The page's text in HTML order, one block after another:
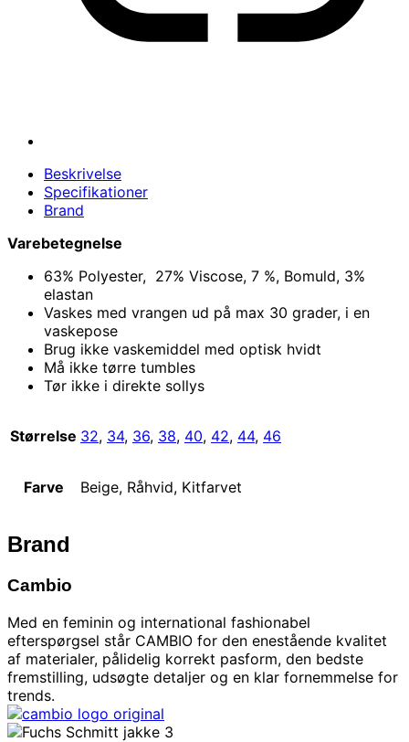
Beskrivelse
Specifikationer
Brand
Varebetegnelse
63% Polyester, 27% Viscose, 7 %, Bomuld, 3%
elastan
Vaskes med vrangen ud på max 30 grader, i en
vaskepose
Brug ikke vaskemiddel med optisk hvidt
Må ikke tørre tumbles
Tør ikke i direkte sollys
Størrelse 32, 34, 36, 38, 40, 42, 44, 46
Farve Beige, Råhvid, Kitfarvet
Brand
Cambio
Med en feminin og international fashionabel
efterspørgsel står CAMBIO for den enestående kvalitet
af materialer, pålidelig korrekt pasform, den bedste
fremstilling, udsøgte detaljer og en klar fornemmelse for
trends.